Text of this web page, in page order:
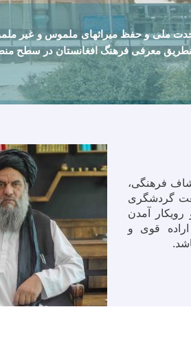
ملی و حفظ ميراثهای ملموس و غیر
معرفی فرهنگ افغانستان در سطح
فرهنگی،
گردشگری
آمدن
قوی و